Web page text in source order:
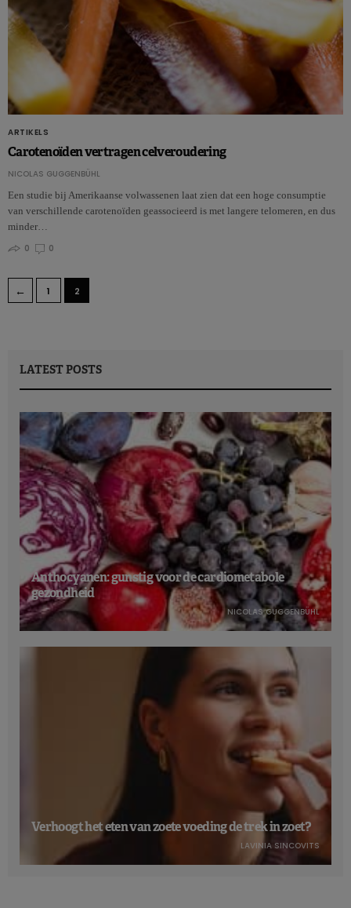
ARTIKELS
Carotenoïden vertragen celveroudering
NICOLAS GUGGENBÜHL
Een studie bij Amerikaanse volwassenen laat zien dat een hoge consumptie
van verschillende carotenoïden geassocieerd is met langere telomeren, en dus
minder…
0
0
← 1 2
LATEST POSTS
Anthocyanen: gunstig voor de cardiometabole
gezondheid
NICOLAS GUGGENBÜHL
Verhoogt het eten van zoete voeding de trek in zoet?
LAVINIA SINCOVITS